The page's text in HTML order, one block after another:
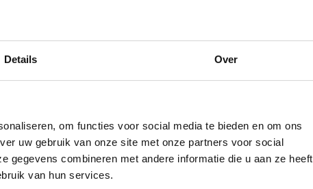
Details Over
om functies voor social media te bieden en om ons
uw gebruik van onze site met onze partners voor social
gegevens combineren met andere informatie die u aan ze heeft
van hun services.